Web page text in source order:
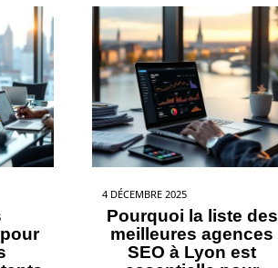
4 DÉCEMBRE 2025
Pourquoi la liste des
meilleures agences
SEO à Lyon est